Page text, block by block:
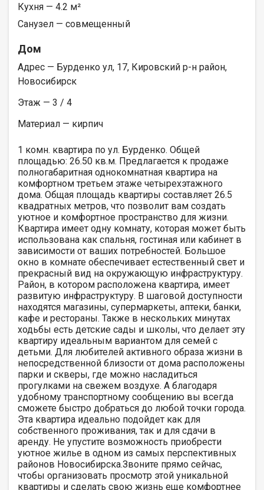
Кухня — 4.2 м²
Санузел — совмещенный
Дом
Адрес — Бурденко ул, 17, Кировский р-н район,
Новосибирск
Этаж — 3 / 4
Материал — кирпич
1 комн. квартира по ул. Бурденко. Общей
площадью: 26.50 кв.м. Предлагается к продаже
полногабаритная однокомнатная квартира на
комфортном третьем этаже четырехэтажного
дома. Общая площадь квартиры составляет 26.5
квадратных метров, что позволит вам создать
уютное и комфортное пространство для жизни.
Квартира имеет одну комнату, которая может быть
использована как спальня, гостиная или кабинет в
зависимости от ваших потребностей. Большое
окно в комнате обеспечивает естественный свет и
прекрасный вид на окружающую инфраструктуру.
Район, в котором расположена квартира, имеет
развитую инфраструктуру. В шаговой доступности
находятся магазины, супермаркеты, аптеки, банки,
кафе и рестораны. Также в нескольких минутах
ходьбы есть детские сады и школы, что делает эту
квартиру идеальным вариантом для семей с
детьми. Для любителей активного образа жизни в
непосредственной близости от дома расположены
парки и скверы, где можно насладиться
прогулками на свежем воздухе. А благодаря
удобному транспортному сообщению вы всегда
сможете быстро добраться до любой точки города.
Эта квартира идеально подойдет как для
собственного проживания, так и для сдачи в
аренду. Не упустите возможность приобрести
уютное жилье в одном из самых перспективных
районов Новосибирска.Звоните прямо сейчас,
чтобы организовать просмотр этой уникальной
квартиры и сделать свою жизнь еще комфортнее